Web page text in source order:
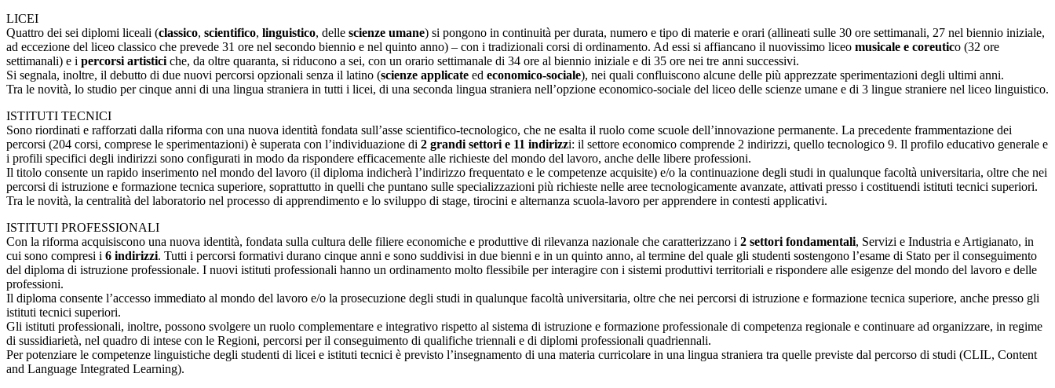
LICEI
Quattro dei sei diplomi liceali (classico, scientifico, linguistico, delle scienze umane) si pongono in continuità per durata, numero e tipo di materie e orari (allineati sulle 30 ore settimanali, 27 nel biennio iniziale,
ad eccezione del liceo classico che prevede 31 ore nel secondo biennio e nel quinto anno) – con i tradizionali corsi di ordinamento. Ad essi si affiancano il nuovissimo liceo musicale e coreutico (32 ore
settimanali) e i percorsi artistici che, da oltre quaranta, si riducono a sei, con un orario settimanale di 34 ore al biennio iniziale e di 35 ore nei tre anni successivi.
Si segnala, inoltre, il debutto di due nuovi percorsi opzionali senza il latino (scienze applicate ed economico-sociale), nei quali confluiscono alcune delle più apprezzate sperimentazioni degli ultimi anni.
Tra le novità, lo studio per cinque anni di una lingua straniera in tutti i licei, di una seconda lingua straniera nell’opzione economico-sociale del liceo delle scienze umane e di 3 lingue straniere nel liceo linguistico.
ISTITUTI TECNICI
Sono riordinati e rafforzati dalla riforma con una nuova identità fondata sull’asse scientifico-tecnologico, che ne esalta il ruolo come scuole dell’innovazione permanente. La precedente frammentazione dei
percorsi (204 corsi, comprese le sperimentazioni) è superata con l’individuazione di 2 grandi settori e 11 indirizzi: il settore economico comprende 2 indirizzi, quello tecnologico 9. Il profilo educativo generale e
i profili specifici degli indirizzi sono configurati in modo da rispondere efficacemente alle richieste del mondo del lavoro, anche delle libere professioni.
Il titolo consente un rapido inserimento nel mondo del lavoro (il diploma indicherà l’indirizzo frequentato e le competenze acquisite) e/o la continuazione degli studi in qualunque facoltà universitaria, oltre che nei
percorsi di istruzione e formazione tecnica superiore, soprattutto in quelli che puntano sulle specializzazioni più richieste nelle aree tecnologicamente avanzate, attivati presso i costituendi istituti tecnici superiori.
Tra le novità, la centralità del laboratorio nel processo di apprendimento e lo sviluppo di stage, tirocini e alternanza scuola-lavoro per apprendere in contesti applicativi.
ISTITUTI PROFESSIONALI
Con la riforma acquisiscono una nuova identità, fondata sulla cultura delle filiere economiche e produttive di rilevanza nazionale che caratterizzano i 2 settori fondamentali, Servizi e Industria e Artigianato, in
cui sono compresi i 6 indirizzi. Tutti i percorsi formativi durano cinque anni e sono suddivisi in due bienni e in un quinto anno, al termine del quale gli studenti sostengono l’esame di Stato per il conseguimento
del diploma di istruzione professionale. I nuovi istituti professionali hanno un ordinamento molto flessibile per interagire con i sistemi produttivi territoriali e rispondere alle esigenze del mondo del lavoro e delle
professioni.
Il diploma consente l’accesso immediato al mondo del lavoro e/o la prosecuzione degli studi in qualunque facoltà universitaria, oltre che nei percorsi di istruzione e formazione tecnica superiore, anche presso gli
istituti tecnici superiori.
Gli istituti professionali, inoltre, possono svolgere un ruolo complementare e integrativo rispetto al sistema di istruzione e formazione professionale di competenza regionale e continuare ad organizzare, in regime
di sussidiarietà, nel quadro di intese con le Regioni, percorsi per il conseguimento di qualifiche triennali e di diplomi professionali quadriennali.
Per potenziare le competenze linguistiche degli studenti di licei e istituti tecnici è previsto l’insegnamento di una materia curricolare in una lingua straniera tra quelle previste dal percorso di studi (CLIL, Content
and Language Integrated Learning).